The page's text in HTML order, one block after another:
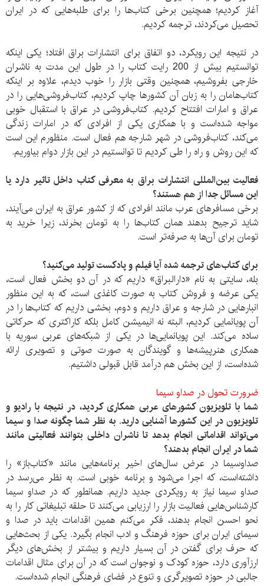
آغاز کردیم؛ همچنین برخی کتاب‌ها را برای طلبه‌هایی که در ایران
تحصیل می‌کردند، ترجمه کردیم.
در نتیجه این رویکرد، دو اتفاق برای انتشارات براق افتاد؛ یکی اینکه
توانستیم بیش از 200 رایت کتاب را در طول این مدت به ناشران
خارجی بفروشیم، همچنین وقتی بازار را خوب دیدم، علاوه بر اینکه
کتاب‌هامان را به زبان آن کشورها چاپ کردیم، کتاب‌فروشی‌هایی را در
عراق و امارات افتتاح کردیم. کتاب‌فروشی در عراق با استقبال خوبی
مواجه شده‌است و با همکاری یکی از افرادی که در امارات زندگی
می‌کند، کتاب‌فروشی در شهر شارجه هم فعال است. منظورم این است
که این روش و راه را طی کردیم تا توانستیم در این بازار دوام بیاوریم.
فعالیت بین‌المللی انتشارات براق به معرفی کتاب داخل تاثیر دارد یا
این مسائل جدا از هم هستند؟
برخی مسافرهای عرب مانند افرادی که از کشور عراق به ایران می‌آیند،
شاید ترجیح بدهند همان کتاب‌ها را به تومان بخرند، زیرا خرید به
تومان برای آن‌ها به صرفه‌تر است.
برای کتاب‌های ترجمه شده آیا فیلم و پادکست تولید می‌کنید؟
بله، سایتی به نام «دارالبراق» داریم که در آن دو بخش فعال است،
یکی عرضه و فروش کتاب به صورت کاغذی است، که به این منظور
انبارهایی در شارجه و عراق داریم و دوم، بخشی داریم که کتاب‌ها را در
آن پویانمایی کردیم، البته نه انیمیشن کامل بلکه کاراکتری که حرکاتی
ساده می‌کند. این پویانمایی‌ها در یکی از شبکه‌های عربی سوریه با
همکاری هنرپیشه‌ها و گویندگان به صورت صوتی و تصویری ارائه
شده‌است، از این بخش هم درآمد قابل قبولی داشتیم.
ضرورت تحول در صداو سیما
شما با تلویزیون کشورهای عربی همکاری کردید، در نتیجه با رادیو و
تلویزیون در این کشورها آشنایی دارید. به نظر شما چگونه صدا و سیما
می‌تواند اقداماتی انجام بدهد تا ناشران داخلی بتوانند فعالیتی مانند
شما در ایران انجام بدهند؟
صداوسیما در عرض سال‌های اخیر برنامه‌هایی مانند «کتاب‌باز» را
داشته‌است، که اجرا می‌شود و برنامه خوبی است. به نظر می‌رسد در
صداو سیما نیاز به رویکردی جدید داریم. همانطور که در صداو سیما
کارشناس‌هایی فعالیت بازار را ارزیابی می‌کنند تا حلقه تبلیغاتی کار را به
نحو احسن انجام بدهند، فکر می‌کنم همین اقدامات باید در صدا و
سیمای ایران برای حوزه فرهنگ و ادب انجام بگیرد. یکی از بحث‌هایی
که حرف برای گفتن در آن بسیار داریم و بیشتر از بخش‌های دیگر
ارزآوری دارد، حوزه کودک و نوجوان است که در آن برای مثال اقدامات
جالبی در حوزه تصویرگری و تنوع در فضای فرهنگی انجام شده‌است.